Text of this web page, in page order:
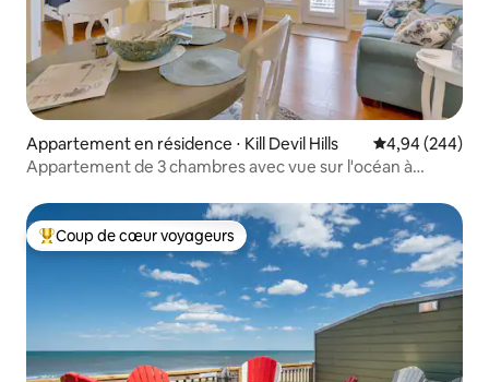
Appartement en résidence ⋅ Kill Devil Hills Évaluation
4,94 (244)
Appartement de 3 chambres avec vue sur l'océan à
Coups de cœur voyageurs les plus appréciés
Coup de cœur voyageurs